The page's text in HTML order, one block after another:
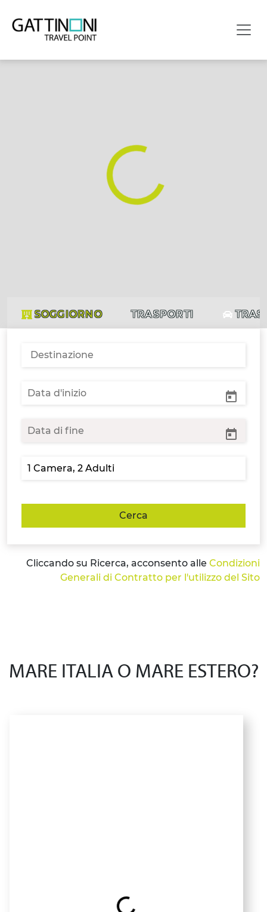
SOGGIORNO TRASPORTI
Cerca
Cliccando su Ricerca, acconsento alle Condizioni
Generali di Contratto per l'utilizzo del Sito
MARE ITALIA O MARE ESTERO?